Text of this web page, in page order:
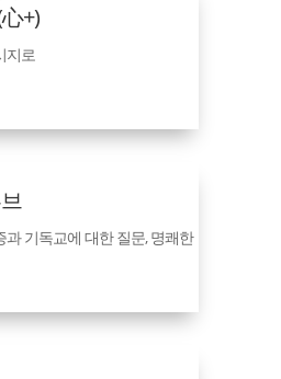
+)
지로
기독교에 대한 질문, 명쾌한